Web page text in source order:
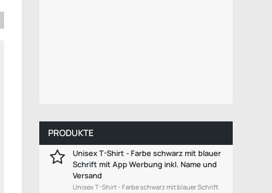
PRODUKTE
Unisex T-Shirt - Farbe schwarz mit blauer
Schrift mit App Werbung inkl. Name und
Versand
Unisex T-Shirt - Farbe schwarz mit blauer Schrift